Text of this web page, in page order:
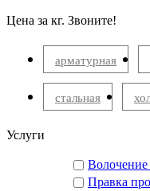
Цена за кг. Звоните!
арматурная
стальная
Услуги
Правка